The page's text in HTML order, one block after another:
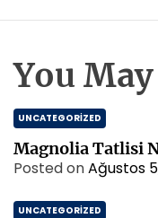
You
UNCATEGORIZED
Magnolia Tatlisi
Posted onAğustos
UNCATEGORIZED